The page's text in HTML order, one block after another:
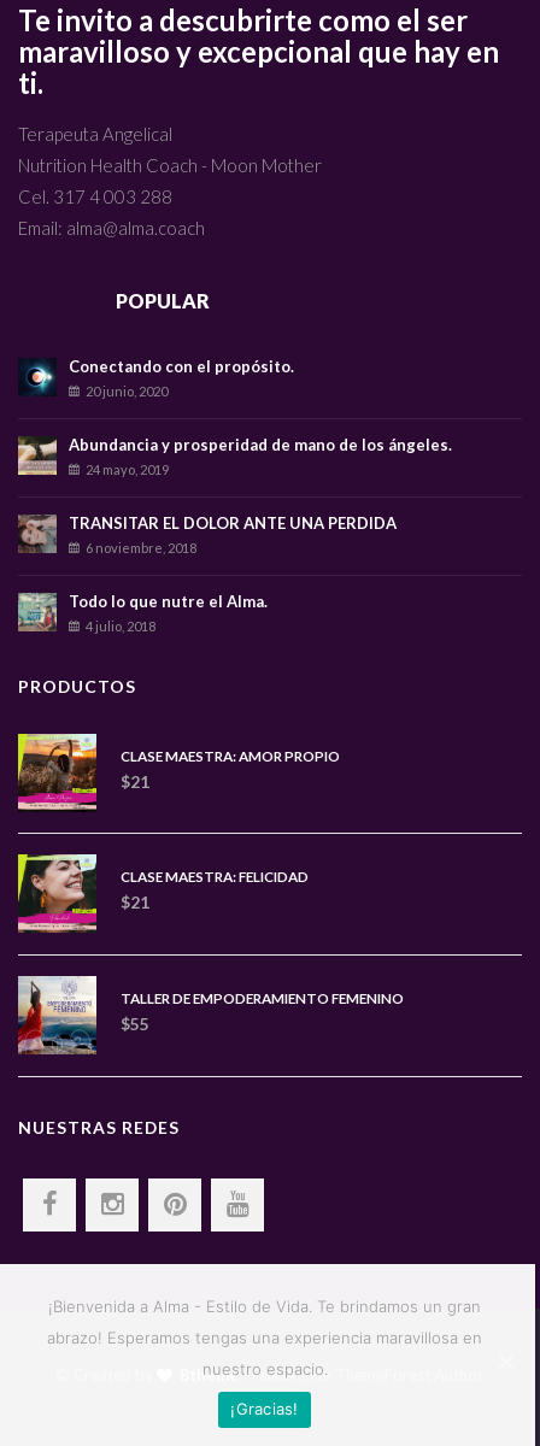
¡Bienvenida a Alma - Estilo de Vida. Te brindamos un gran
abrazo! Esperamos tengas una experiencia maravillosa en
nuestro espacio.
¡Gracias!
Te invito a descubrirte como el ser
maravilloso y excepcional que hay en
ti.
Terapeuta Angelical
Nutrition Health Coach - Moon Mother
Cel. 317 4 003 288
Email: alma@alma.coach
POPULAR
Conectando con el propósito.
20 junio, 2020
Abundancia y prosperidad de mano de los ángeles.
24 mayo, 2019
TRANSITAR EL DOLOR ANTE UNA PERDIDA
6 noviembre, 2018
Todo lo que nutre el Alma.
4 julio, 2018
PRODUCTOS
CLASE MAESTRA: AMOR PROPIO
$21
CLASE MAESTRA: FELICIDAD
$21
TALLER DE EMPODERAMIENTO FEMENINO
$55
NUESTRAS REDES
8theme- Power Elite ThemeForest Author.